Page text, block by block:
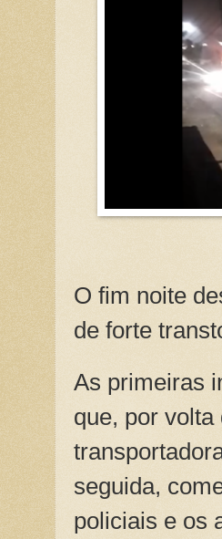
O fim noite
de forte
As primeiras
que, por
seguida,
policiais e os